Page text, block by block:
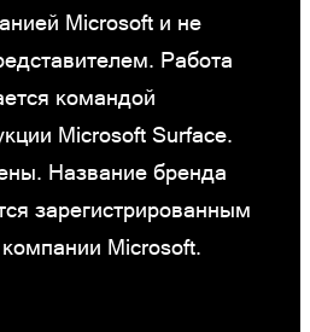
Microsoft и не
Работа
командой
Microsoft Surface.
Название бренда
зарегистрированным
Microsoft.